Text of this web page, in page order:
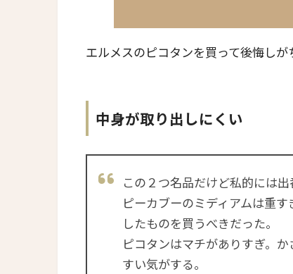
エルメスのピコタンを買って後悔し
中身が取り出しにくい
この２つ名品だけど私的には出
ピーカブーのミディアムは重
したものを買うべきだった。
ピコタンはマチがありすぎ。
すい気がする。